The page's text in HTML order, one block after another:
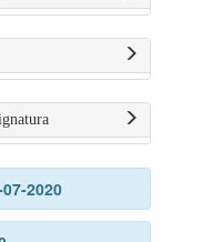
2020